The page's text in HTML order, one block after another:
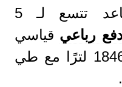
الأمريكية، وتوفر مقاعد تتسع لـ 5
رباعي قياسي
ومساحة تخزين تصل 1846 لترًا مع طي